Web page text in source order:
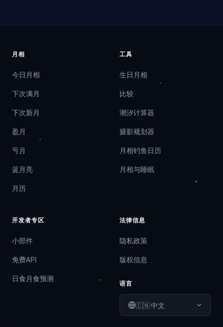
月相
今日月相
下次满月
下次新月
盈月
亏月
蓝月亮
月历
工具
生日月相
比较
潮汐计算器
摄影规划器
月相钓鱼日历
月相与睡眠
开发者专区
小部件
免费API
日食月食预测
法律信息
隐私政策
版权信息
语言
🇨🇳中文